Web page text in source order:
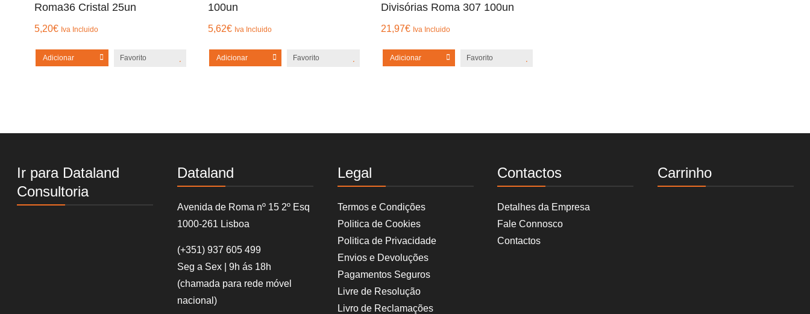
Roma36 Cristal 25un
5,20€ Iva Incluido
Adicionar Favorito
100un
5,62€ Iva Incluido
Adicionar Favorito
Divisórias Roma 307 100un
21,97€ Iva Incluido
Adicionar Favorito
Ir para Dataland
Consultoria
Dataland
Avenida de Roma nº 15 2º Esq
1000-261 Lisboa
(+351) 937 605 499
Seg a Sex | 9h ás 18h
(chamada para rede móvel
nacional)
Legal
Termos e Condições
Politica de Cookies
Politica de Privacidade
Envios e Devoluções
Pagamentos Seguros
Livre de Resolução
Livro de Reclamações
Contactos
Detalhes da Empresa
Fale Connosco
Contactos
Carrinho